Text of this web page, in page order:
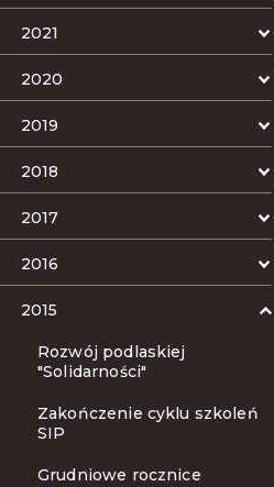
2021
2020
2019
2018
2017
2016
2015
Rozwój podlaskiej
"Solidarności"
Zakończenie cyklu szkoleń
SIP
Grudniowe rocznice